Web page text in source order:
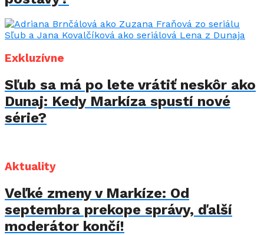
Exkluzívne
Sľub sa má po lete vrátiť neskôr ako
Dunaj: Kedy Markíza spustí nové
série?
Aktuality
Veľké zmeny v Markíze: Od
septembra prekope správy, ďalší
moderátor končí!